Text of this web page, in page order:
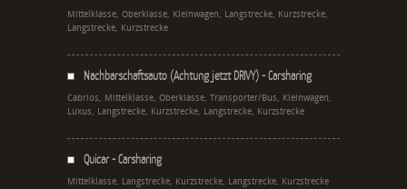
Mittelklasse, Oberklasse, Kleinwagen, Langstrecke, Kurzstrecke,
Langstrecke, Kurzstrecke
Nachbarschaftsauto (Achtung jetzt DRIVY) - Carsharing
Cabrios, Mittelklasse, Oberklasse, Transporter/Bus, Kleinwagen,
Luxus, Langstrecke, Kurzstrecke, Langstrecke, Kurzstrecke
Quicar - Carsharing
Mittelklasse, Langstrecke, Kurzstrecke, Langstrecke, Kurzstrecke